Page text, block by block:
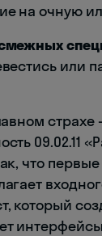
на очную
или
09.02.11
что
который